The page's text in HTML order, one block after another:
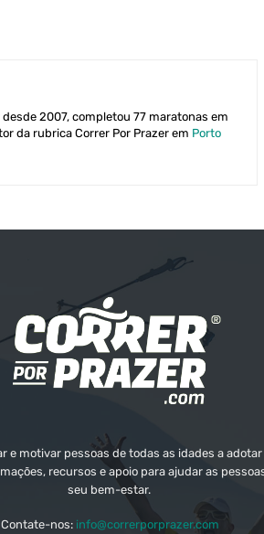
2007, completou 77 maratonas em
da rubrica Correr Por Prazer em Porto
e motivar pessoas de todas as idades a
recursos e apoio para ajudar as
seu bem-estar.
Contate-nos: info@correrporprazer.com